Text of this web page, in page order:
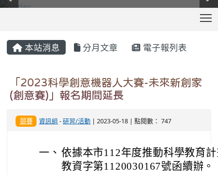
本站消息 分月文章 電子報列表
「2023科學創意機器人大賽-未來新創家
(創意賽)」報名期間延長
競賽 資訊組 -研習/活動 | 2023-05-18 | 點閱數： 747
一、 依據本市112年度推動科學教育
教資字第1120030167號函續辦。